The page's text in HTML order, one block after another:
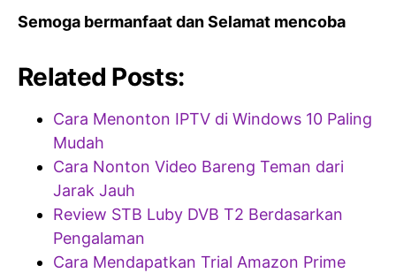
Semoga bermanfaat dan Selamat mencoba
Related Posts:
Cara Menonton IPTV di Windows 10 Paling
Mudah
Cara Nonton Video Bareng Teman dari
Jarak Jauh
Review STB Luby DVB T2 Berdasarkan
Pengalaman
Cara Mendapatkan Trial Amazon Prime